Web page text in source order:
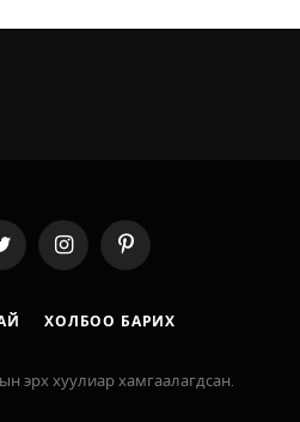
Twitter InstagramPinterest
ХОЛБОО БАРИХ
эрх хуулиар хамгаалагдсан.